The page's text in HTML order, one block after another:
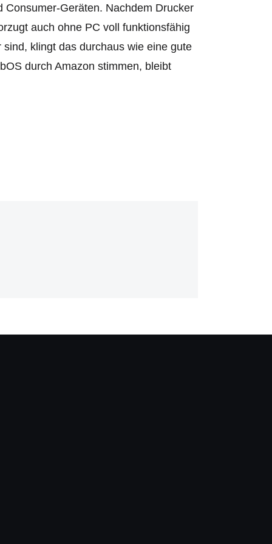
Geräten. Nachdem Drucker
auch ohne PC voll funktionsfähig
klingt das durchaus wie eine gute
durch Amazon stimmen, bleibt